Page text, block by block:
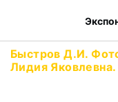
Быстров Д.И.
Лидия Яковлевна.